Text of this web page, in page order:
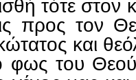
τότε στον
προς τον
και
φως του